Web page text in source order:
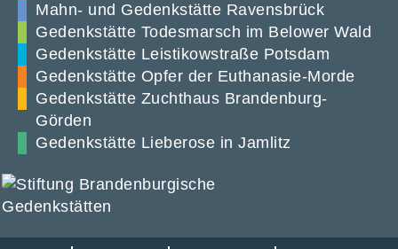
Mahn- und Gedenkstätte Ravensbrück
Gedenkstätte Todesmarsch im Belower Wald
Gedenkstätte Leistikowstraße Potsdam
Gedenkstätte Opfer der Euthanasie-Morde
Gedenkstätte Zuchthaus Brandenburg-
Görden
Gedenkstätte Lieberose in Jamlitz